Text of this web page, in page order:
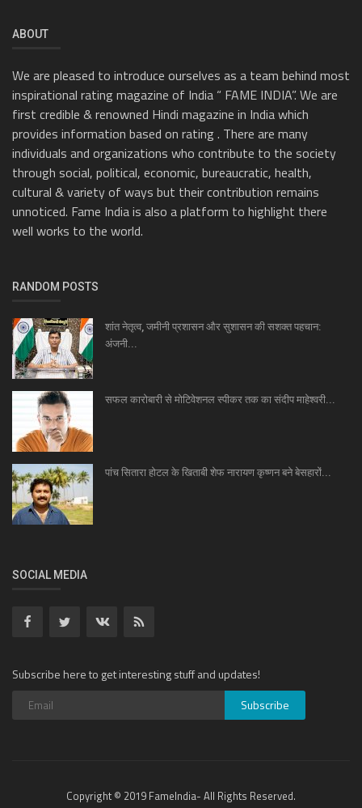
ABOUT
We are pleased to introduce ourselves as a team behind most
inspirational rating magazine of India “ FAME INDIA”. We are
first credible & renowned Hindi magazine in India which
provides information based on rating . There are many
individuals and organizations who contribute to the society
through social, political, economic, bureaucratic, health,
cultural & variety of ways but their contribution remains
unnoticed. Fame India is also a platform to highlight there
well works to the world.
RANDOM POSTS
शांत नेतृत्व, जमीनी प्रशासन और सुशासन की सशक्त पहचान:
अंजनी...
सफल कारोबारी से मोटिवेशनल स्पीकर तक का संदीप माहेश्वरी...
पांच सितारा होटल के खिताबी शेफ नारायण कृष्णन बने बेसहारों...
SOCIAL MEDIA
Subscribe here to get interesting stuff and updates!
Copyright © 2019 FameIndia- All Rights Reserved.